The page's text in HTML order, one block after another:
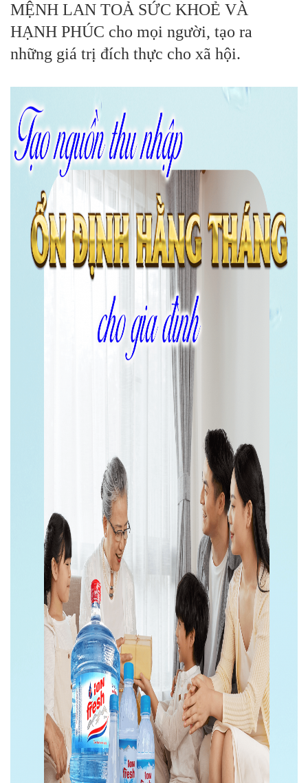
MỆNH LAN TOẢ SỨC KHOẺ VÀ
HẠNH PHÚC cho mọi người, tạo ra
những giá trị đích thực cho xã hội.